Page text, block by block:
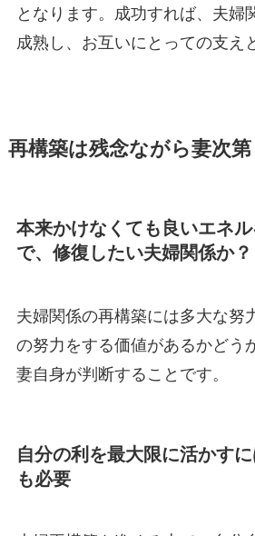
となります。成功すれば、夫婦
成熟し、お互いにとっての支え
再構築は残念ながら妻次第
本来かけなくても良いエネ
で、修復したい夫婦関係か？
夫婦関係の再構築には多大な努
の努力をする価値があるかどう
妻自身が判断することです。
自分の利を最大限に活かす
も必要